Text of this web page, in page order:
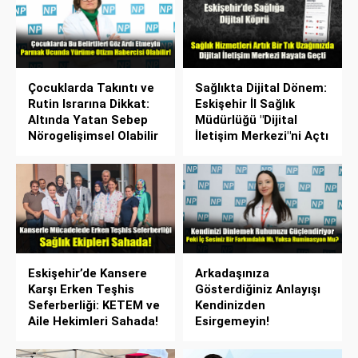
Çocuklarda Takıntı ve
Rutin Israrına Dikkat:
Altında Yatan Sebep
Nörogelişimsel Olabilir
Sağlıkta Dijital Dönem:
Eskişehir İl Sağlık
Müdürlüğü "Dijital
İletişim Merkezi"ni Açtı
Eskişehir’de Kansere
Karşı Erken Teşhis
Seferberliği: KETEM ve
Aile Hekimleri Sahada!
Arkadaşınıza
Gösterdiğiniz Anlayışı
Kendinizden
Esirgemeyin!